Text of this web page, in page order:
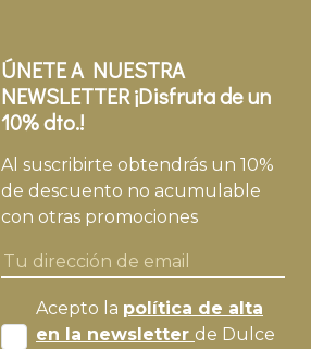
ÚNETE A NUESTRA
NEWSLETTER ¡Disfruta de un
10% dto.!
Al suscribirte obtendrás un 10%
de descuento no acumulable
con otras promociones
Acepto la política de alta
en la newsletter de Dulce